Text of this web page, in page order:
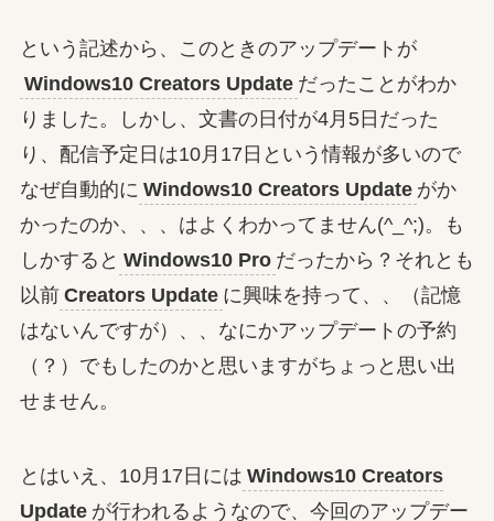
という記述から、このときのアップデートが
Windows10 Creators Update だったことがわか
りました。しかし、文書の日付が4月5日だった
り、配信予定日は10月17日という情報が多いので
なぜ自動的に Windows10 Creators Update がか
かったのか、、、はよくわかってません(^_^;)。も
しかすると Windows10 Pro だったから？それとも
以前 Creators Update に興味を持って、、（記憶
はないんですが）、、なにかアップデートの予約
（？）でもしたのかと思いますがちょっと思い出
せません。
とはいえ、10月17日には Windows10 Creators
Update が行われるようなので、今回のアップデー